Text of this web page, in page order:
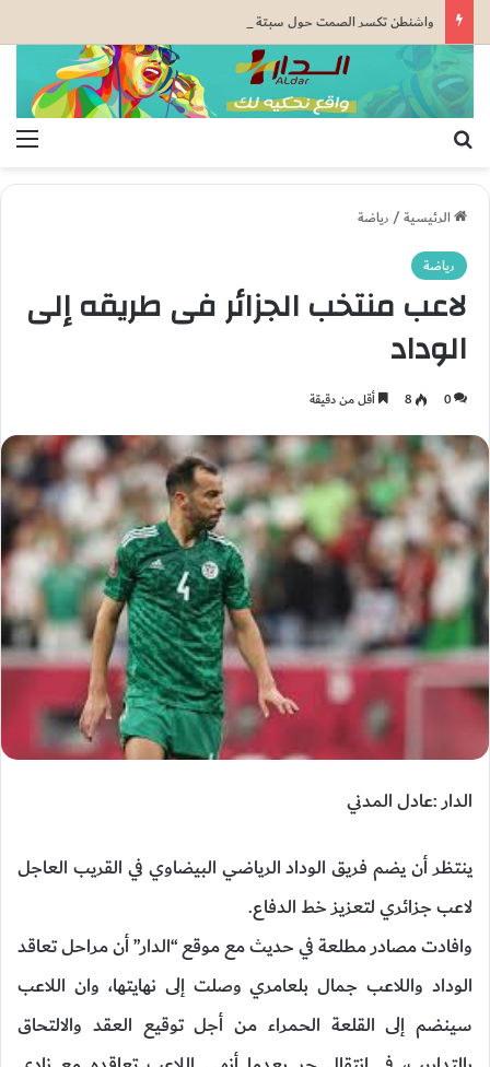
الرئيسية/رياضة
رياضة
لاعب منتخب الجزائر فى طريقه إلى
الوداد
0
8 أقل من دقيقة
الدار :عادل المدني
ينتظر أن يضم فريق الوداد الرياضي البيضاوي في القريب العاجل
لاعب جزائري لتعزيز خط الدفاع.
وافادت مصادر مطلعة في حديث مع موقع “الدار” أن مراحل تعاقد
الوداد واللاعب جمال بلعامري وصلت إلى نهايتها، وان اللاعب
سينضم إلى القلعة الحمراء من أجل توقيع العقد والالتحاق